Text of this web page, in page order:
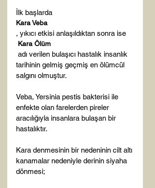
İlk başlarda
Kara Veba
, yıkıcı etkisi anlaşıldıktan sonra ise
Kara Ölüm
adı verilen bulaşıcı hastalık insanlık
tarihinin gelmiş geçmiş en ölümcül
salgını olmuştur.
Veba, Yersinia pestis bakterisi ile
enfekte olan farelerden pireler
aracılığıyla insanlara bulaşan bir
hastalıktır.
Kara denmesinin bir nedeninin cilt altı
kanamalar nedeniyle derinin siyaha
dönmesi;